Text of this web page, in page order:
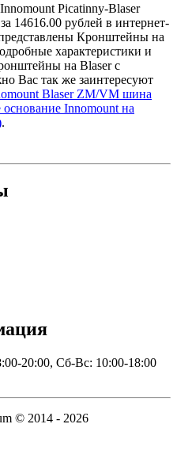
Picatinny-Blaser
14616.00 рублей в интернет-
Кронштейны на
характеристики и
на Blaser с
Вас так же заинтересуют
Blaser ZM/VM шина
Innomount на
.
20:00, Сб-Вс: 10:00-18:00
© 2014 - 2026